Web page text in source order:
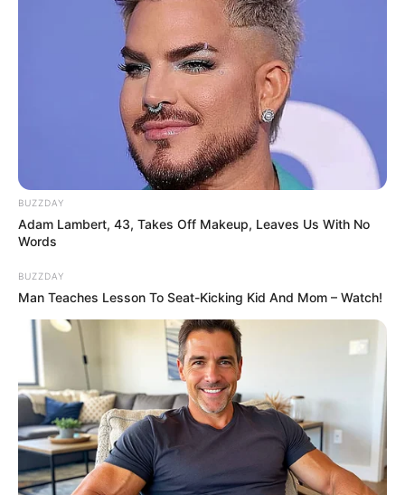
BUZZDAY
Adam Lambert, 43, Takes Off Makeup, Leaves Us With No
Words
BUZZDAY
Man Teaches Lesson To Seat-Kicking Kid And Mom – Watch!